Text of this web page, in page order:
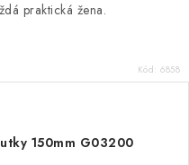
praktická žena.
Kód: 6858
150mm G03200